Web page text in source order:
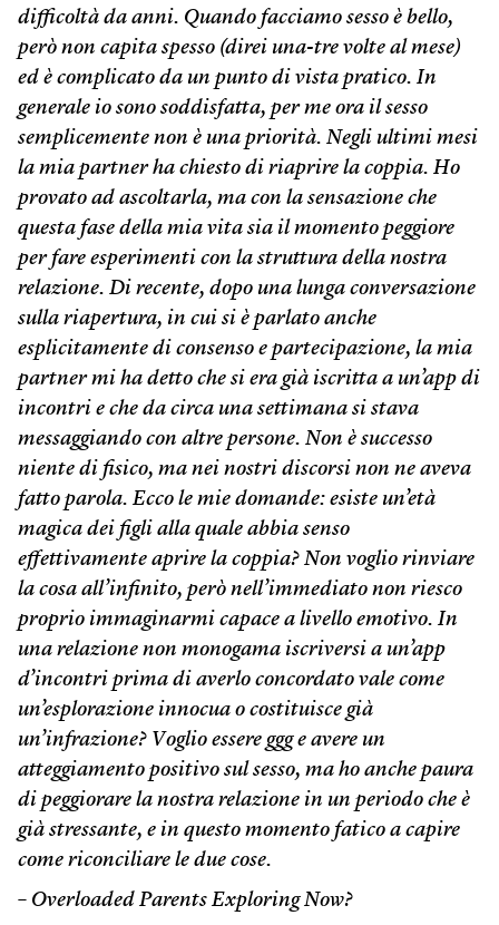
difficoltà da anni. Quando facciamo sesso è bello,
però non capita spesso (direi una-tre volte al mese)
ed è complicato da un punto di vista pratico. In
generale io sono soddisfatta, per me ora il sesso
semplicemente non è una priorità. Negli ultimi mesi
la mia partner ha chiesto di riaprire la coppia. Ho
provato ad ascoltarla, ma con la sensazione che
questa fase della mia vita sia il momento peggiore
per fare esperimenti con la struttura della nostra
relazione. Di recente, dopo una lunga conversazione
sulla riapertura, in cui si è parlato anche
esplicitamente di consenso e partecipazione, la mia
partner mi ha detto che si era già iscritta a un’app di
incontri e che da circa una settimana si stava
messaggiando con altre persone. Non è successo
niente di fisico, ma nei nostri discorsi non ne aveva
fatto parola. Ecco le mie domande: esiste un’età
magica dei figli alla quale abbia senso
effettivamente aprire la coppia? Non voglio rinviare
la cosa all’infinito, però nell’immediato non riesco
proprio immaginarmi capace a livello emotivo. In
una relazione non monogama iscriversi a un’app
d’incontri prima di averlo concordato vale come
un’esplorazione innocua o costituisce già
un’infrazione? Voglio essere ggg e avere un
atteggiamento positivo sul sesso, ma ho anche paura
di peggiorare la nostra relazione in un periodo che è
già stressante, e in questo momento fatico a capire
come riconciliare le due cose.
– Overloaded Parents Exploring Now?